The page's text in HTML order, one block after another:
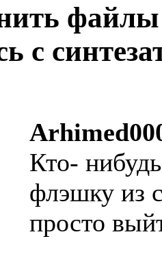
с
Кто-
флэшку из
просто